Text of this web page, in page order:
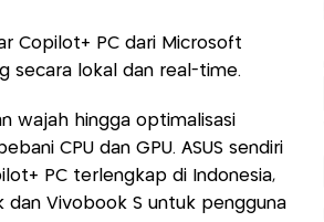
Copilot+ PC dari Microsoft
secara lokal dan real-time.
wajah hingga optimalisasi
CPU dan GPU. ASUS sendiri
PC terlengkap di Indonesia,
Vivobook S untuk pengguna